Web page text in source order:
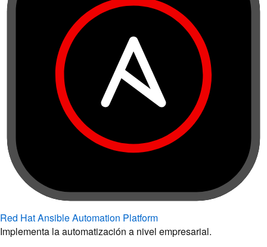
Red Hat Ansible Automation Platform
Implementa la automatización a nivel empresarial.